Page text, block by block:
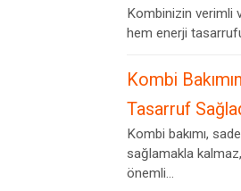
Kombinizin verimli
hem enerji
Kombi
Tasarruf
Kombi bakımı,
sağlamakla
önemli...